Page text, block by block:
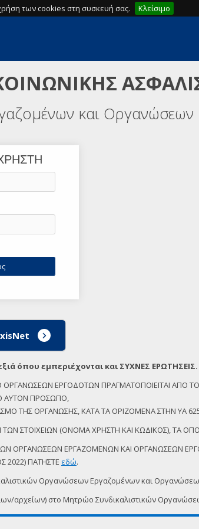
των cookies στη συσκευή σας. Κλείσιμο
και
όπου εμπεριέχονται και ΣΥΧΝΕΣ ΕΡΩΤΗΣΕΙΣ.
ΟΡΓΑΝΩΣΕΩΝ ΕΡΓΟΔΟΤΩΝ ΠΡΑΓΜΑΤΟΠΟΙΕΙΤΑΙ
ΑΥΤΟΝ ΠΡΟΣΩΠΟ,
ΤΗΣ ΟΡΓΑΝΩΣΗΣ, ΚΑΤΑ ΤΑ ΟΡΙΖΟΜΕΝΑ ΣΤΗΝ ΥΑ
ΣΤΟΙΧΕΙΩΝ (ΟΝΟΜΑ ΧΡΗΣΤΗ ΚΑΙ ΚΩΔΙΚΟΣ), ΤΑ
ΟΡΓΑΝΩΣΕΩΝ ΕΡΓΑΖΟΜΕΝΩΝ ΚΑΙ ΟΡΓΑΝΩΣΕΩΝ
2022) ΠΑΤΗΣΤΕ εδώ.
Οργανώσεων Εργαζομένων και
αρχείων) στο Μητρώο Συνδικαλιστικών